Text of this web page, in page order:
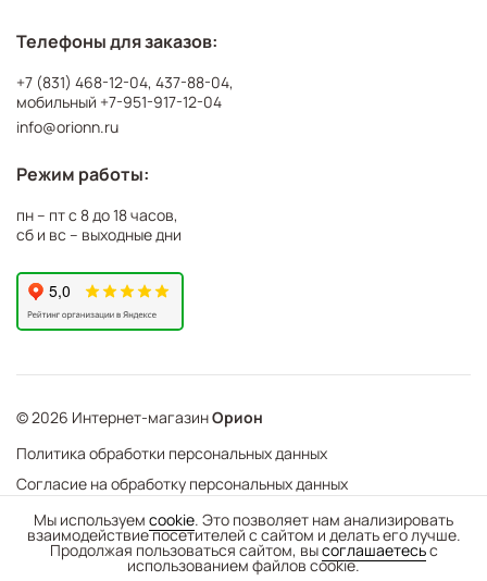
Мы используем cookie. Это позволяет нам анализировать
взаимодействие посетителей с сайтом и делать его лучше.
Продолжая пользоваться сайтом, высоглашаетесьс
использованием файлов cookie.
- + В корзину
Телефоны для заказов:
+7 (831) 468-12-04, 437-88-04,
мобильный +7-951-917-12-04
info@orionn.ru
Режим работы:
пн – пт с 8 до 18 часов,
сб и вс – выходные дни
© 2026 Интернет-магазинОрион
Политика обработки персональных данных
Согласие на обработку персональных данных
Web Механика
- создание интернет-магазинов